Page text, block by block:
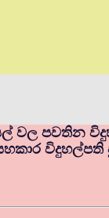
වල පවතින
විදුහල්පති